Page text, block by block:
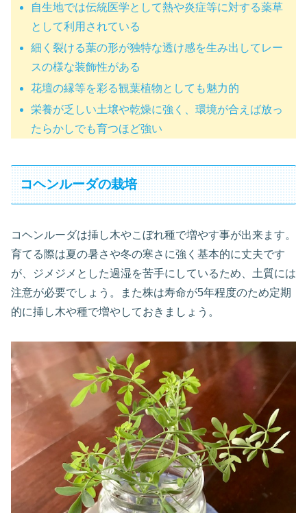
自生地では伝統医学として熱や炎症等に対する薬草
として利用されている
細く裂ける葉の形が独特な透け感を生み出してレー
スの様な装飾性がある
花壇の縁等を彩る観葉植物としても魅力的
栄養が乏しい土壌や乾燥に強く、環境が合えば放っ
たらかしでも育つほど強い
コヘンルーダの栽培
コヘンルーダは挿し木やこぼれ種で増やす事が出来ます。
育てる際は夏の暑さや冬の寒さに強く基本的に丈夫です
が、ジメジメとした過湿を苦手にしているため、土質には
注意が必要でしょう。また株は寿命が5年程度のため定期
的に挿し木や種で増やしておきましょう。